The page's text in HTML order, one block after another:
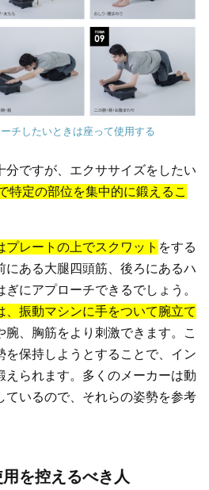
チしたいときは座って使用する
分ですが、エクササイズをしたい
特定の部位を集中的に鍛えるこ
レートの上でスクワット をする
にある大腿四頭筋、後ろにあるハ
にアプローチできるでしょう。
振動マシンに手をついて腕立て
腕、胸筋をより刺激できます。こ
を保持しようとすることで、イン
えられます。多くのメーカーは動
ているので、それらの姿勢を参考
を控えるべき人